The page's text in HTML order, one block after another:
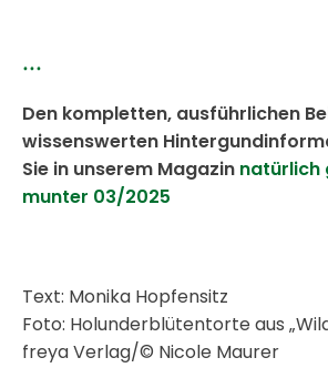
...
Den kompletten, ausführlichen
wissenswerten
Sie in unserem Magazin natürlich
munter 03/2025
Text: Monika Hopfensitz
Foto: Holunderblütentorte aus
freya Verlag/© Nicole Maurer